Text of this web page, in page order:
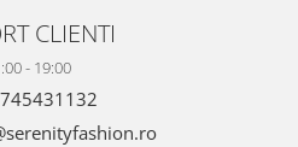
CLIENTI
- 19:00